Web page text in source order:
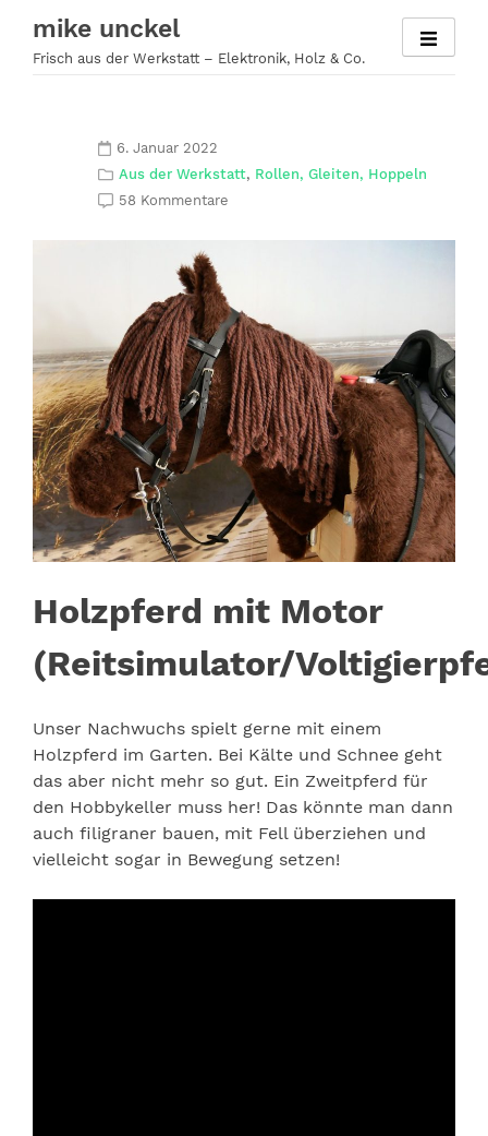
Inhalt
springen
mike unckel
Frisch aus der Werkstatt – Elektronik, Holz & Co.
6. Januar 2022
Aus der Werkstatt, Rollen, Gleiten, Hoppeln
58 Kommentare
Holzpferd mit Motor
(Reitsimulator/
Unser Nachwuchs spielt gerne mit einem
Holzpferd im Garten. Bei Kälte und Schnee geht
das aber nicht mehr so gut. Ein Zweitpferd für
den Hobbykeller muss her! Das könnte man dann
auch filigraner bauen, mit Fell überziehen und
vielleicht sogar in Bewegung setzen!